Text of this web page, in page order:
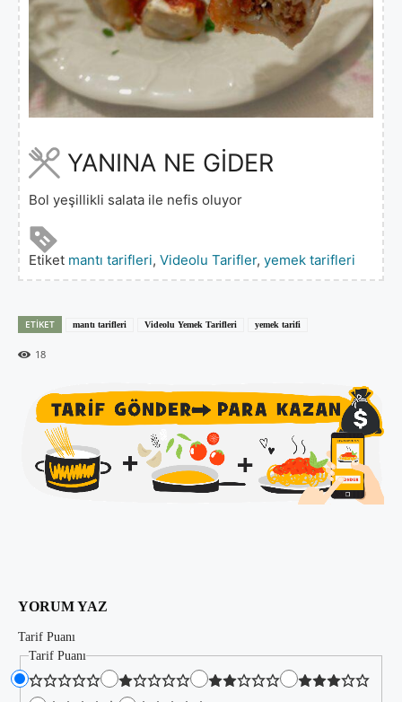
YANINA NE GİDER
Bol yeşillikli salata ile nefis oluyor
Etiket mantı tarifleri, Videolu Tarifler, yemek tarifleri
ETIKET mantı tarifleri Videolu Yemek Tarifleri yemek tarifi
18
YORUM YAZ
Tarif Puanı
Tarif Puanı